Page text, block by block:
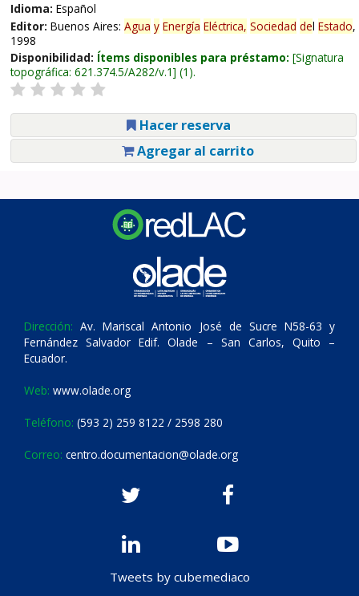
Idioma: Español
Editor: Buenos Aires: Agua y Energía Eléctrica, Sociedad del Estado,
1998
Disponibilidad: Ítems disponibles para préstamo: Signatura
topográfica: 621.374.5/A282/v.1 (1).
Hacer reserva
Agregar al carrito
Dirección: Av. Mariscal Antonio José de Sucre N58-63 y
Fernández Salvador Edif. Olade – San Carlos, Quito –
Ecuador.
Web: www.olade.org
Teléfono: (593 2) 259 8122 / 2598 280
Correo: centro.documentacion@olade.org
Tweets by cubemediaco